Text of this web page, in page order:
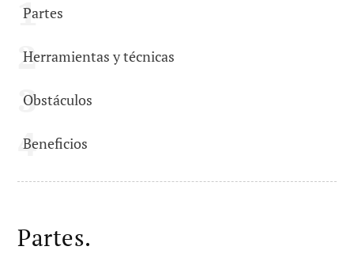
Partes
Herramientas y técnicas
Obstáculos
Beneficios
Partes.